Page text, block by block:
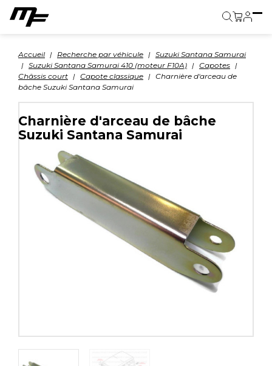
Accueil Recherche par véhicule
Suzuki Santana Samurai
Suzuki Santana Samurai 410 (moteur F10A)
Capotes
Châssis court
Capote classique
Charnière d'arceau de
bâche Suzuki Santana Samurai
Charnière d'arceau de bâche
Suzuki Santana Samurai